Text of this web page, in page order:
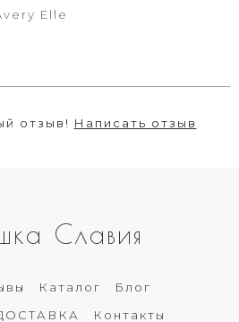
Elle
отзыв! Написать отзыв
Славия
Каталог
Блог
Контакты